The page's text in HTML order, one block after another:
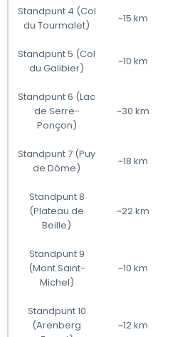
Standpunt 4 (Col
du Tourmalet)
~15 km
Standpunt 5 (Col
du Galibier)
~10 km
Standpunt 6 (Lac
de Serre-
Ponçon)
~30 km
Standpunt 7 (Puy
de Dôme)
~18 km
Standpunt 8
(Plateau de
Beille)
~22 km
Standpunt 9
(Mont Saint-
Michel)
~10 km
Standpunt 10
(Arenberg
~12 km